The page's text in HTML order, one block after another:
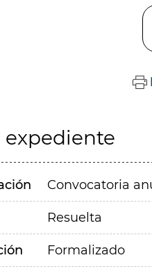
expediente
Convocatoria
Resuelta
Formalizado